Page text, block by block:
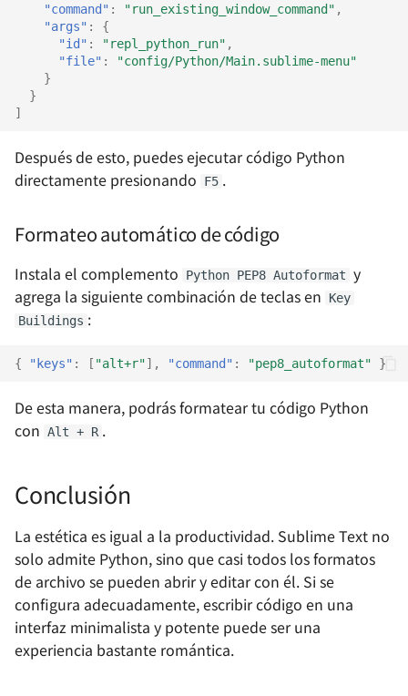
"command" : "run_existing_window_command" ,
"args" :
{
"id" : "repl_python_run" ,
"file" :
"config/Python/Main.sublime-menu"
}
}
]
Después de esto, puedes ejecutar código Python
directamente presionando
F5 .
Formateo automático de código
Instala el complemento Python PEP8 Autoformat y
agrega la siguiente combinación de teclas en
Key
Buildings :
{ "keys" : [ "alt+r"], "command" : "pep8_autoformat" }
De esta manera, podrás formatear tu código Python
con Alt + R .
Conclusión
La estética es igual a la productividad. Sublime Text no
solo admite Python, sino que casi todos los formatos
de archivo se pueden abrir y editar con él. Si se
configura adecuadamente, escribir código en una
interfaz minimalista y potente puede ser una
experiencia bastante romántica.